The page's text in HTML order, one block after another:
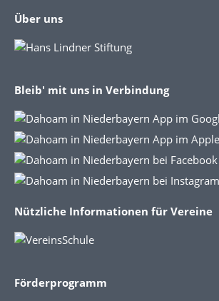
Über uns
Bleib' mit uns in Verbindung
Nützliche Informationen für Vereine
Förderprogramm